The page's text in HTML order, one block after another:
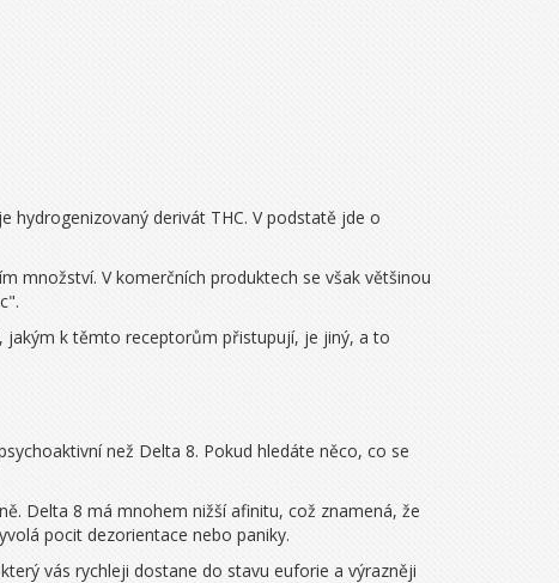
hydrogenizovaný derivát THC. V podstatě jde o
množství. V komerčních produktech se však většinou
jakým k těmto receptorům přistupují, je jiný, a to
než Delta 8. Pokud hledáte něco, co se
Delta 8 má mnohem nižší afinitu, což znamená, že
pocit dezorientace nebo paniky.
vás rychleji dostane do stavu euforie a výrazněji